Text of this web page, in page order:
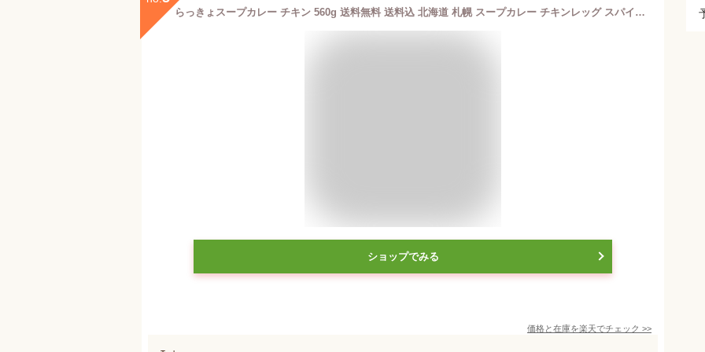
らっきょスープカレー チキン 560g 送料無料 送料込 北海道 札幌 スープカレー チキンレッグ スパイス お土産 手土産 贈り物 プレゼント 人気店 お取り寄せ カレー レトルト ギフト 名店 御中元 御歳暮 お返し お祝い 内祝
ショップでみる
価格と在庫を楽天でチェック >>